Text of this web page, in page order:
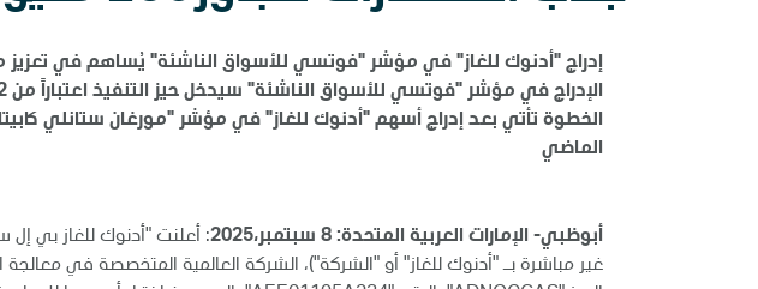
إدراج "أدنوك للغاز" في مؤشر "فوتسي للأسواق الناشئة" يُساهم في تعزيز
الإدراج في مؤشر "فوتسي للأسواق الناشئة" سيدخل حيز التنفيذ اعتباراً من 22 سبتمبر الجاري
الخطوة تأتي بعد إدراج أسهم "أدنوك للغاز" في مؤشر "مورغان ستانلي
الماضي
أبوظبي- الإمارات العربية المتحدة: 8 سبتمبر،2025
: أعلنت "أدنوك للغاز بي إل
غير مباشرة بـ "أدنوك للغاز" أو "الشركة")، الشركة العالمية المتخصصة في